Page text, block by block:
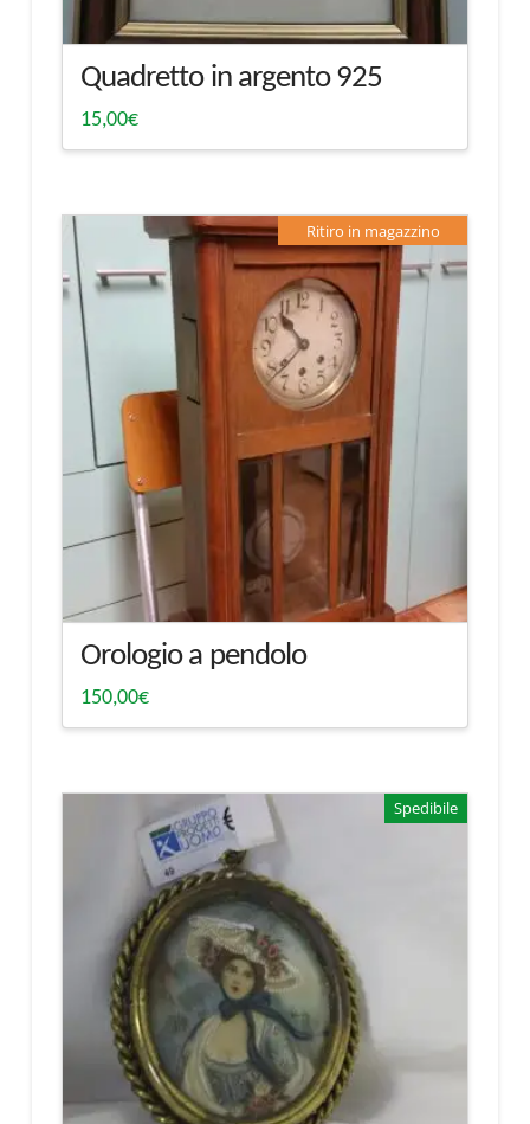
Quadretto in argento 925
15,00€
Ritiro in magazzino
Orologio a pendolo
150,00€
Spedibile